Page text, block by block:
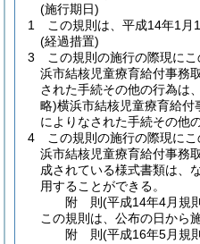
(施行期日)
1
この規則は、平成14年1月
(経過措置)
3
この規則の施行の際現に
浜市結核児童療育給付事務
された手続その他の行為は
略)横浜市結核児童療育給付
によりなされた手続その他
4
この規則の施行の際現に
浜市結核児童療育給付事務
成されている様式書類は、
用することができる。
附 則(平成14年4月規
この規則は、公布の日から
附 則(平成16年5月規